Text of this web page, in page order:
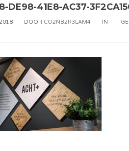
DE98-41E8-AC37-
DOOR CO2NB2R3LAM4 IN